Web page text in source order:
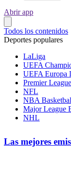
Abrir app
Todos los contenidos
Deportes populares
LaLiga
UEFA
UEFA Europa
Premier League
NFL
NBA
Major League
NHL
Las mejores